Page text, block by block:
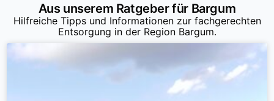
Aus unserem Ratgeber für Bargum
Hilfreiche Tipps und Informationen zur fachgerechten
Entsorgung in der Region Bargum.